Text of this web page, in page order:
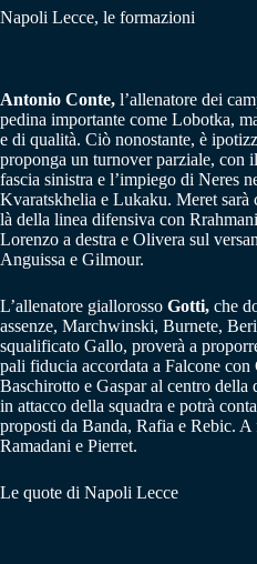
Napoli Lecce, le formazioni
Antonio Conte, l’allenatore dei
pedina importante come Lobotka,
e di qualità. Ciò nonostante, è
proponga un turnover parziale, con
fascia sinistra e l’impiego di Neres
Kvaratskhelia e Lukaku. Meret sarà
là della linea difensiva con
Lorenzo a destra e Olivera sul
Anguissa e Gilmour.
L’allenatore giallorosso Gotti, che
assenze, Marchwinski, Burnete,
squalificato Gallo, proverà a
pali fiducia accordata a Falcone
Baschirotto e Gaspar al centro
in attacco della squadra e potrà
proposti da Banda, Rafia e Rebic.
Ramadani e Pierret.
Le quote di Napoli Lecce